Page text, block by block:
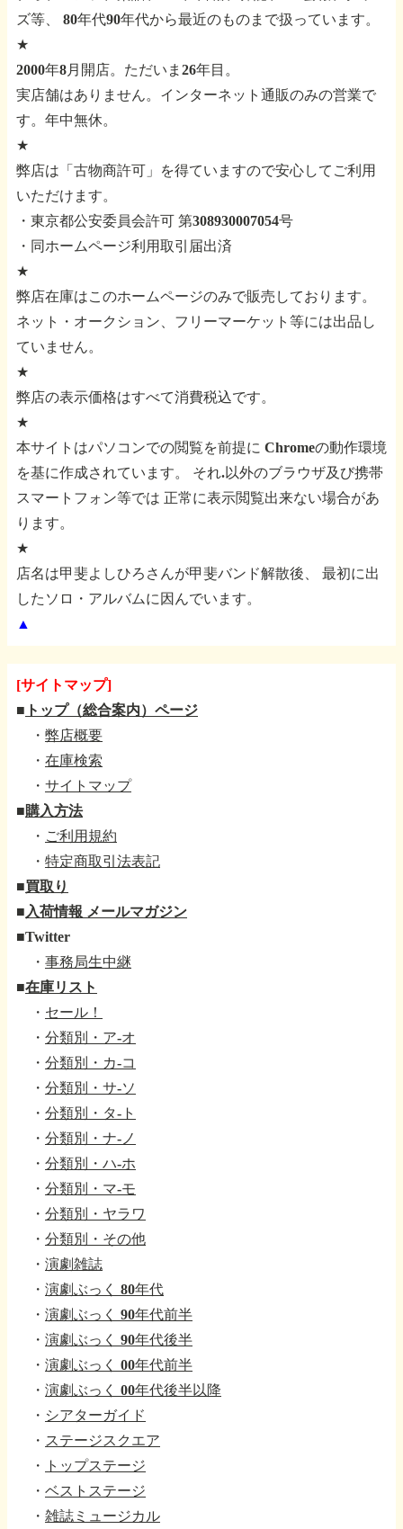
ズ等、
80年代90年代から最近のものまで扱っています。
★
2000年8月開店。ただいま26年目。
実店舗はありません。インターネット通販のみの営業で
す。年中無休。
★
弊店は「古物商許可」を得ていますので安心してご利用
いただけます。
・東京都公安委員会許可 第308930007054号
・同ホームページ利用取引届出済
★
弊店在庫はこのホームページのみで販売しております。
ネット・オークション、フリーマーケット等には出品し
ていません。
★
弊店の表示価格はすべて消費税込です。
★
本サイトはパソコンでの閲覧を前提に Chromeの動作環境
を基に作成されています。
それ.以外のブラウザ及び携帯
スマートフォン等では 正常に表示閲覧出来ない場合があ
ります。
★
店名は甲斐よしひろさんが甲斐バンド解散後、
最初に出
したソロ・アルバムに因んでいます。
▲
[サイトマップ]
■ トップ（総合案内）ページ
・ 弊店概要
・ 在庫検索
・ サイトマップ
■購入方法
・ ご利用規約
・ 特定商取引法表記
■買取り
■ 入荷情報 メールマガジン
■Twitter
・ 事務局生中継
■在庫リスト
・ セール！
・ 分類別・ア-オ
・ 分類別・カ-コ
・ 分類別・サ-ソ
・ 分類別・タ-ト
・ 分類別・ナ-ノ
・ 分類別・ハ-ホ
・ 分類別・マ-モ
・ 分類別・ヤラワ
・ 分類別・その他
・ 演劇雑誌
・ 演劇ぶっく 80年代
・ 演劇ぶっく 90年代前半
・ 演劇ぶっく 90年代後半
・ 演劇ぶっく 00年代前半
・ 演劇ぶっく 00年代後半以降
・ シアターガイド
・ ステージスクエア
・
トップステージ
・ ベストステージ
・ 雑誌ミュージカル